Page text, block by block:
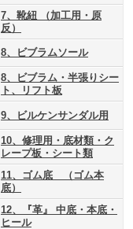
7、靴紐 （加工用・原
反）
8、ビブラムソール
8、ビブラム・半張りシー
ト、リフト板
9、ビルケンサンダル用
10、修理用・底材類・ク
レープ板・シート類
11、ゴム底 （ゴム本
底）
12、『革』 中底・本底・
ヒール